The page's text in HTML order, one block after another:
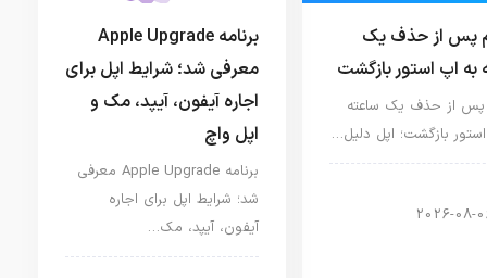
پس از حذف یک
به اپ استور بازگشت
پس از حذف یک ساعته
بازگشت؛ اپل دلیل…
2026-08-
برنامه Apple Upgrade
معرفی شد؛ شرایط اپل برای
اجاره آیفون، آیپد، مک و
اپل واچ
برنامه Apple Upgrade معرفی
شد؛ شرایط اپل برای اجاره
آیفون، آیپد، مک…